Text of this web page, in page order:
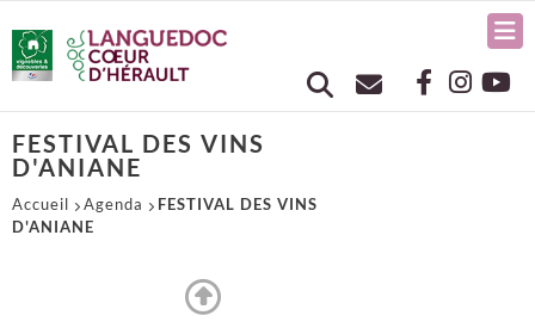
FESTIVAL DES VINS
D'ANIANE
Accueil Agenda
FESTIVAL DES VINS
D'ANIANE